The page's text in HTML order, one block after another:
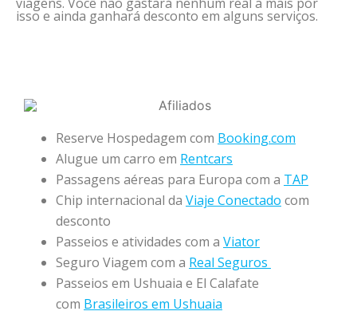
viagens. Você não gastará nenhum real a mais por
isso e ainda ganhará desconto em alguns serviços.
Reserve Hospedagem com Booking.com
Alugue um carro em Rentcars
Passagens aéreas para Europa com a TAP
Chip internacional da Viaje Conectado com
desconto
Passeios e atividades com a Viator
Seguro Viagem com a Real Seguros
Passeios em Ushuaia e El Calafate
com Brasileiros em Ushuaia